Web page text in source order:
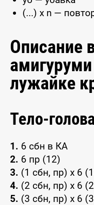
(...) x n —
Описание
лужайке
Тело-
1. 6 сбн в КА
2. 6 пр (12)
3. (1 сбн, пр) x 6
4. (2 сбн, пр) x 6
5. (3 сбн, пр) x 6